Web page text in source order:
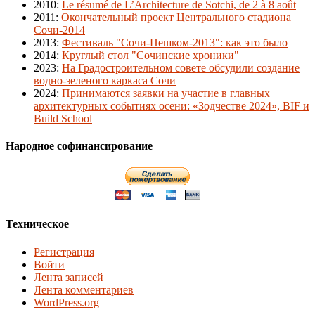
2010: Le résumé de L’Architecture de Sotchi, de 2 à 8 août
2011 : Окончательный проект Центрального стадиона
Сочи-2014
2013: Фестиваль "Сочи-Пешком-2013": как это было
2014: Круглый стол "Сочинские хроники"
2023: На Градостроительном совете обсудили создание
водно-зеленого каркаса Сочи
2024: Принимаются заявки на участие в главных
архитектурных событиях осени: «Зодчестве 2024», BIF и
Build School
Народное софинансирование
Техническое
Регистрация
Войти
Лента записей
Лента комментариев
WordPress.org